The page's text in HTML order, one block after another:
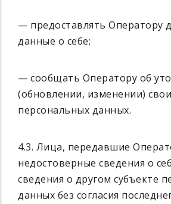
— предоставлять Оператору
данные о себе;
— сообщать Оператору об
(обновлении, изменении)
персональных данных.
4.3. Лица, передавшие
недостоверные сведения о
сведения о другом субъекте
данных без согласия